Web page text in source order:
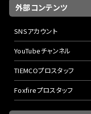
外部コンテンツ
SNSアカウント
YouTubeチャンネル
TIEMCOプロスタッフ
Foxfireプロスタッフ